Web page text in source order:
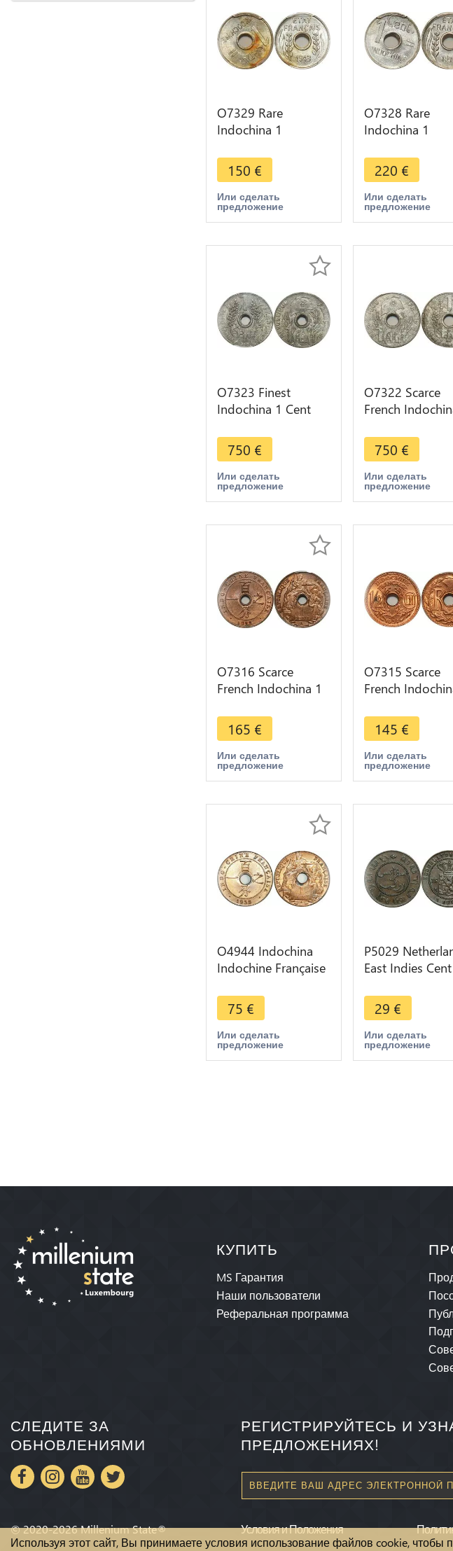
Используя этот сайт, Вы принимаете условия использование файлов cookie,
O7329 Rare
Indochina 1
Rotation Error PCGS
MS63
150 €
Или сделать
предложение
O7328 Rare
Indochina 1
Rotation Error
MS64
220 €
Или сделать
предложение
O7323 Finest
Indochina 1 Cent
Hanoi PCGS MS63 -
>M offer
750 €
Или сделать
предложение
O7322 Scarce
French
PCGS MS62 -
offer
750 €
Или сделать
предложение
O7316 Scarce
French Indochina 1
PCGS MS63 Red
Luster
165 €
Или сделать
предложение
O7315 Scarce
French
MS64 Red Luster
145 €
Или сделать
предложение
O4944 Indochina
Indochine Française
>Make offer
75 €
Или сделать
предложение
P5029
East Indies Cent
Utrecht -> Make
offer
29 €
Или сделать
предложение
КУПИТЬ
MS Гарантия
Наши пользователи
Реферальная программа
СЛЕДИТЕ ЗА
ОБНОВЛЕНИЯМИ
РЕГИСТРИРУЙТЕСЬ И
ПРЕДЛОЖЕНИЯХ!
©2020-2026Millenium State® Условия и Положения